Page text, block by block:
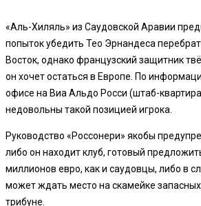
«Аль-Хиляль» из Саудовской Аравии
попыток убедить Тео Эрнандеса
Восток, однако французский защитник
он хочет остаться в Европе. По
офисе на Виа Альдо Росси (штаб-
недовольны такой позицией игрока.
Руководство «Россонери» якобы
либо он находит клуб, готовый
миллионов евро, как и саудовцы, либо в
может ждать место на скамейке
трибуне.